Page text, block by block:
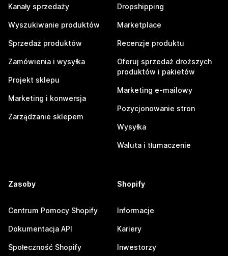
Kanały sprzedaży
Wyszukiwanie produktów
Sprzedaż produktów
Zamówienia i wysyłka
Projekt sklepu
Marketing i konwersja
Zarządzanie sklepem
Dropshipping
Marketplace
Recenzje produktu
Oferuj sprzedaż droższych
produktów i pakietów
Marketing e-mailowy
Pozycjonowanie stron
Wysyłka
Waluta i tłumaczenie
Zasoby
Centrum Pomocy Shopify
Dokumentacja API
Społeczność Shopify
Shopify
Informacje
Kariery
Inwestorzy